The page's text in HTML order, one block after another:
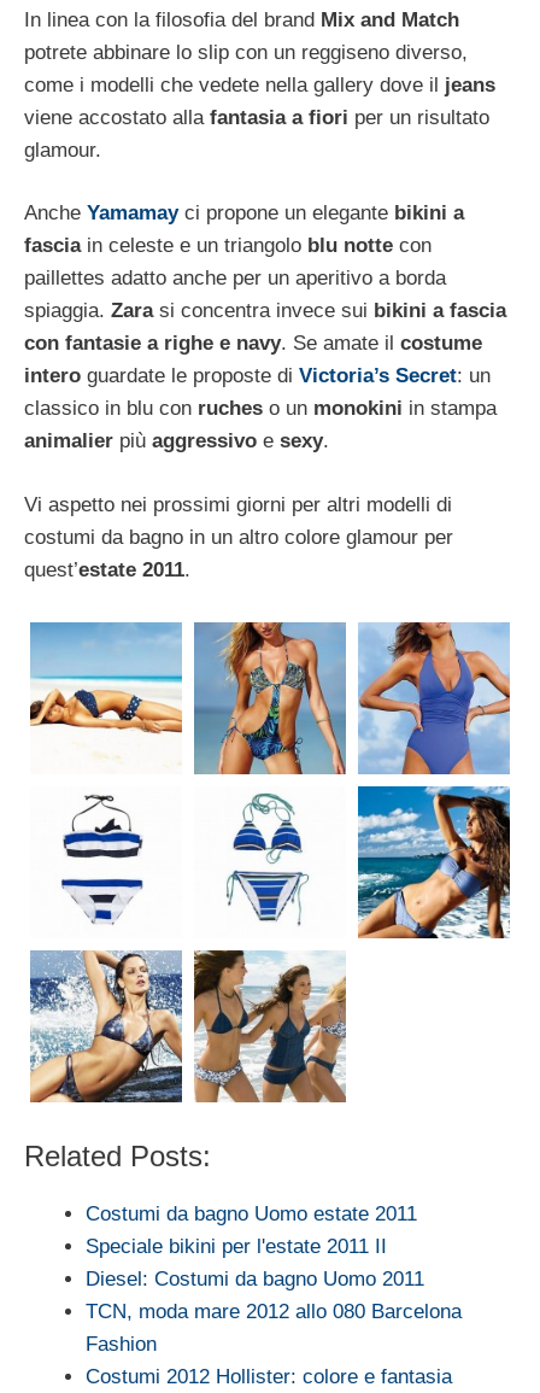
In linea con la filosofia del brand Mix and Match
potrete abbinare lo slip con un reggiseno diverso,
come i modelli che vedete nella gallery dove il jeans
viene accostato alla fantasia a fiori per un risultato
glamour.
Anche Yamamay ci propone un elegante bikini a
fasciain celeste e un triangolo blu notte con
paillettes adatto anche per un aperitivo a borda
spiaggia. Zara si concentra invece sui bikini a fascia
con fantasie a righe e navy. Se amate il costume
intero guardate le proposte di Victoria’s Secret: un
classico in blu con ruches o un monokini in stampa
animalier più aggressivo e sexy.
Vi aspetto nei prossimi giorni per altri modelli di
costumi da bagno in un altro colore glamour per
quest’estate 2011.
Related Posts:
Costumi da bagno Uomo estate 2011
Speciale bikini per l'estate 2011 II
Diesel: Costumi da bagno Uomo 2011
TCN, moda mare 2012 allo 080 Barcelona
Fashion
Costumi 2012 Hollister: colore e fantasia